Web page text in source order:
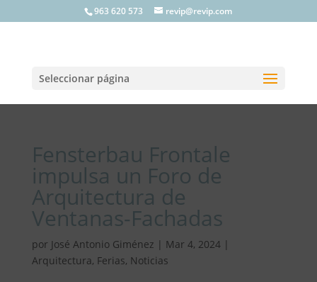
963 620 573 revip@revip.com
Seleccionar página
Fensterbau Frontale
impulsa un Foro de
Arquitectura de
Ventanas-Fachadas
por José Antonio Giménez | Mar 4, 2024|
Arquitectura, Ferias, Noticias